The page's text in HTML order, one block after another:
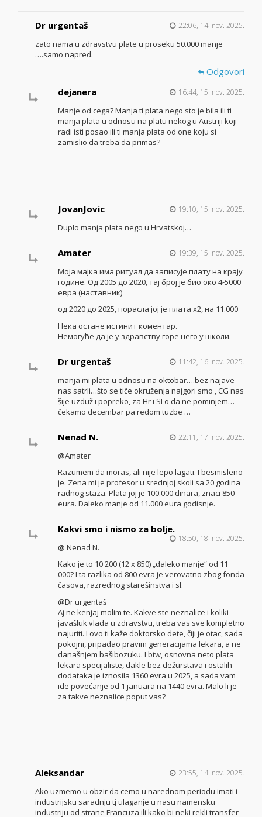
Dr urgentaš 22:06, 14. nov. 2025.
zato nama u zdravstvu plate u proseku 50.000 manje
….samo napred.
Odgovori
dejanera
16:44, 15. nov. 2025.
Manje od cega? Manja ti plata nego sto je bila ili ti
manja plata u odnosu na platu nekog u Austriji koji
radi isti posao ili ti manja plata od one koju si
zamislio da treba da primas?
JovanJovic 19:10, 15. nov. 2025.
Duplo manja plata nego u Hrvatskoj…
Amater 19:39, 15. nov. 2025.
Моја мајка има ритуал да записује плату на крају
године. Од 2005 до 2020, тај број је био око 4-5000
евра (наставник)
од 2020 до 2025, порасла јој је плата х2, на 11.000
Нека остане истинит коментар.
Немогуће да је у здравству горе него у школи.
Dr urgentaš 11:42, 16. nov. 2025.
manja mi plata u odnosu na oktobar….bez najave
nas satrli…što se tiče okruženja najgori smo , CG nas
šije uzduž i popreko, za Hr i SLo da ne pominjem…
čekamo decembar pa redom tuzbe …
Nenad N. 22:11, 17. nov. 2025.
@Amater
Razumem da moras, ali nije lepo lagati. I besmisleno
je. Zena mi je profesor u srednjoj skoli sa 20 godina
radnog staza. Plata joj je 100.000 dinara, znaci 850
eura. Daleko manje od 11.000 eura godisnje.
Kakvi smo i nismo za bolje.
18:50, 18. nov. 2025.
@ Nenad N.
Kako je to 10 200 (12 x 850) „daleko manje“ od 11
000? I ta razlika od 800 evra je verovatno zbog fonda
časova, razrednog starešinstva i sl.
@Dr urgentaš
Aj ne kenjaj molim te. Kakve ste neznalice i koliki
javašluk vlada u zdravstvu, treba vas sve kompletno
najuriti. I ovo ti kaže doktorsko dete, čiji je otac, sada
pokojni, pripadao pravim generacijama lekara, a ne
današnjem bašibozuku. I btw, osnovna neto plata
lekara specijaliste, dakle bez dežurstava i ostalih
dodataka je iznosila 1360 evra u 2025, a sada vam
ide povećanje od 1 januara na 1440 evra. Malo li je
za takve neznalice poput vas?
Aleksandar 23:55, 14. nov. 2025.
Ako uzmemo u obzir da cemo u narednom periodu imati i
industrijsku saradnju tj ulaganje u nasu namensku
industriju od strane Francuza ili kako bi neki rekli transfer